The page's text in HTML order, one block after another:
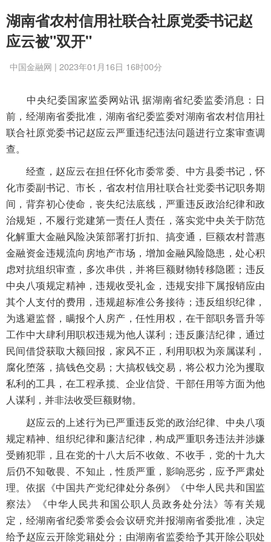
湖南省农村信用社联合社原党委书记赵
应云被"双开"
中国金融网 | 2023年01月16日 16时00分
中央纪委国家监委网站讯 据湖南省纪委监委消息：日
前，经湖南省委批准，湖南省纪委监委对湖南省农村信用社
联合社原党委书记赵应云严重违纪违法问题进行立案审查调
查。
经查，赵应云在担任怀化市委常委、中方县委书记，怀
化市委副书记、市长，省农村信用社联合社党委书记职务期
间，背弃初心使命，丧失纪法底线，严重违反政治纪律和政
治规矩，不履行党建第一责任人责任，落实党中央关于防范
化解重大金融风险决策部署打折扣、搞变通，巨额农村普惠
金融资金违规流向房地产市场，增加金融风险隐患，处心积
虑对抗组织审查，多次串供，并将巨额财物转移隐匿；违反
中央八项规定精神，违规收受礼金，违规安排下属报销应由
其个人支付的费用，违规超标准公务接待；违反组织纪律，
为逃避监督，瞒报个人房产，任性用权，在干部职务晋升等
工作中大肆利用职权违规为他人谋利；违反廉洁纪律，通过
民间借贷获取大额回报，家风不正，利用职权为亲属谋利，
腐化堕落，搞钱色交易；大搞权钱交易，将公权力沦为攫取
私利的工具，在工程承揽、企业信贷、干部任用等方面为他
人谋利，并非法收受巨额财物。
赵应云的上述行为已严重违反党的政治纪律、中央八项
规定精神、组织纪律和廉洁纪律，构成严重职务违法并涉嫌
受贿犯罪，且在党的十八大后不收敛、不收手，党的十九大
后仍不知敬畏、不知止，性质严重，影响恶劣，应予严肃处
理。依据《中国共产党纪律处分条例》《中华人民共和国监
察法》《中华人民共和国公职人员政务处分法》等有关规
定，经湖南省纪委常委会会议研究并报湖南省委批准，决定
给予赵应云开除党籍处分；由湖南省监委给予其开除公职处